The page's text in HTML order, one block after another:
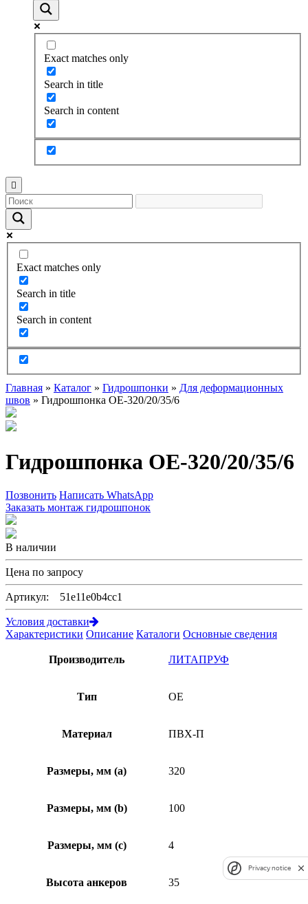
Exact matches only
Search in title
Search in content
Exact matches only
Search in title
Search in content
Главная » Каталог » Гидрошпонки » Для деформационных
швов » Гидрошпонка OE-320/20/35/6
Гидрошпонка OE-320/20/35/6
Позвонить Написать WhatsApp
Заказать монтаж гидрошпонок
В наличии
Цена по запросу
Артикул: 51e11e0b4cc1
Условия доставки
Характеристики Описание Каталоги Основные сведения
Производитель ЛИТАПРУФ
Тип OE
Материал ПВХ-П
Размеры, мм (а) 320
Размеры, мм (b) 100
Размеры, мм (c) 4
Высота анкеров 35
Privacy notice